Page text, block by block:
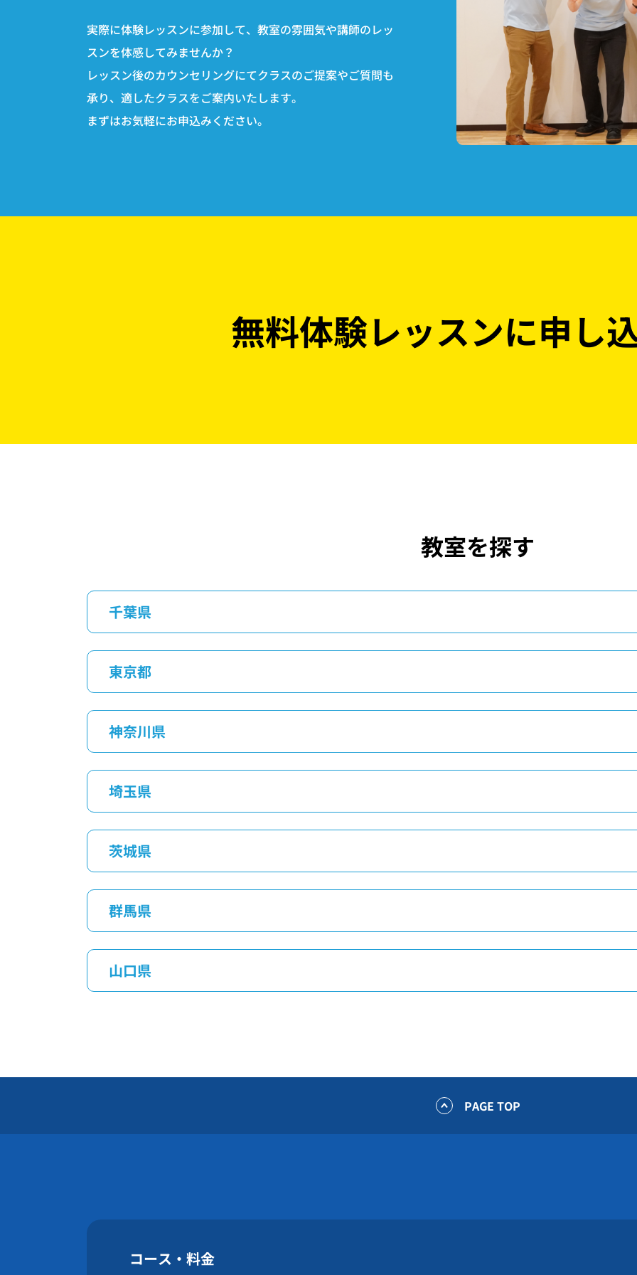
実際に体験レッスンに参加して、教室の雰囲気や講師のレッ
スンを体感してみませんか？
レッスン後のカウンセリングにてクラスのご提案やご質問も
承り、適したクラスをご案内いたします。
まずはお気軽にお申込みください。
無料体験レッスンに申し
教室を探す
千葉県
東京都
神奈川県
埼玉県
茨城県
群馬県
山口県
PAGE TOP
コース・料金